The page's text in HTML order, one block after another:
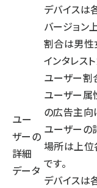
ユー
ザーの
詳細
データ
デバイスは
バージョン
割合は男性
インタレス
ユーザー割
ユーザー属
の広告主向
ユーザーの
場所は上位
です。
デバイスは